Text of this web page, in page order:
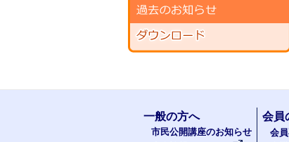
一般の方へ
市民公開講座のお知らせ
会員
会